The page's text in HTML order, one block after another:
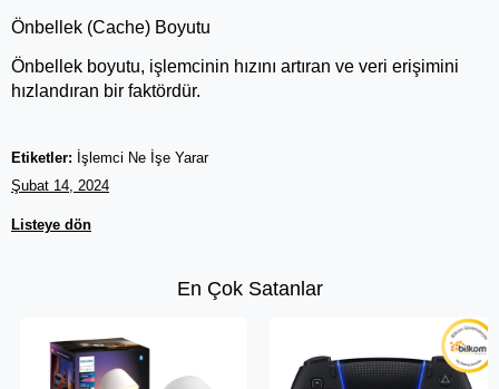
Önbellek (Cache) Boyutu
Önbellek boyutu, işlemcinin hızını artıran ve veri erişimini
hızlandıran bir faktördür.
Etiketler: İşlemci Ne İşe Yarar
Şubat 14, 2024
Listeye dön
En Çok Satanlar